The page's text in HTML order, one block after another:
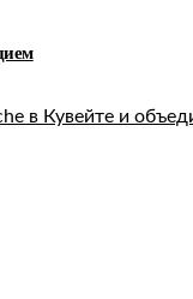
в Кувейте и